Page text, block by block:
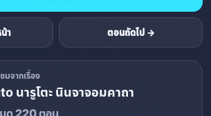
า ตอนถัดไป →
มจากเรื่อง
นารูโตะ นินจาจอมคาถา
ด 220 ตอน